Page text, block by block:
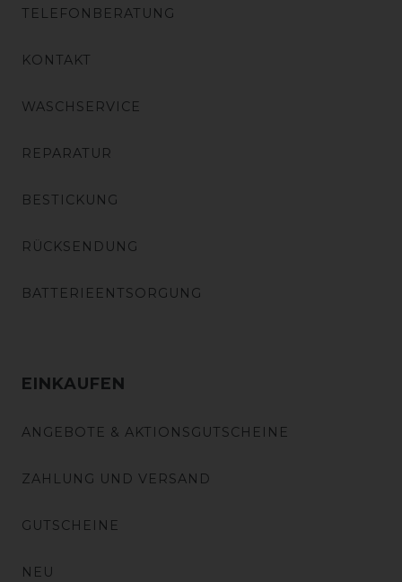
TELEFONBERATUNG
KONTAKT
WASCHSERVICE
REPARATUR
BESTICKUNG
RÜCKSENDUNG
BATTERIEENTSORGUNG
EINKAUFEN
ANGEBOTE & AKTIONSGUTSCHEINE
ZAHLUNG UND VERSAND
GUTSCHEINE
NEU